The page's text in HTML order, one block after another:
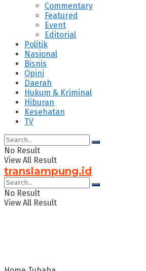
Commentary
Featured
Event
Editorial
Politik
Nasional
Bisnis
Opini
Daerah
Hukum & Kriminal
Hiburan
Kesehatan
TV
No Result
View All Result
translampung.id
No Result
View All Result